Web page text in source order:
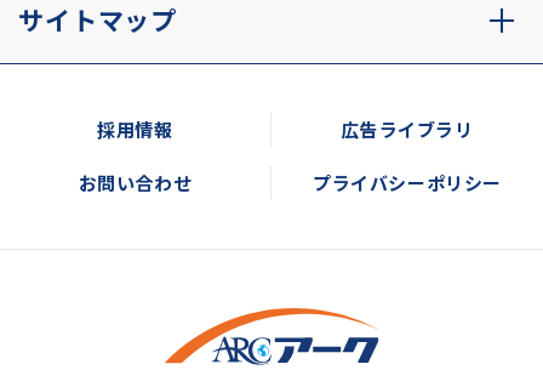
サイトマップ
採用情報 広告ライブラリ
お問い合わせ プライバシーポリシー